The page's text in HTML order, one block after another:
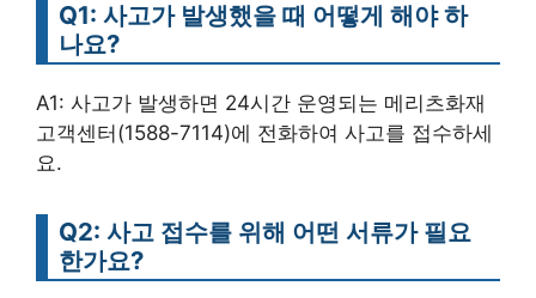
Q1: 사고가 발생했을 때 어떻게 해야 하
나요?
A1: 사고가 발생하면 24시간 운영되는 메리츠화재
고객센터(1588-7114)에 전화하여 사고를 접수하세
요.
Q2: 사고 접수를 위해 어떤 서류가 필요
한가요?